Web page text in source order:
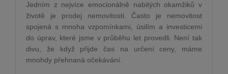
Jedním z nejvíce emocionálně nabitých okamžiků v
životě je prodej nemovitosti. Často je nemovitost
spojená s mnoha vzpomínkami, úsilím a investicemi
do úprav, které jsme v průběhu let provedli. Není tak
divu, že když přijde čas na určení ceny, máme
mnohdy přehnaná očekávání.